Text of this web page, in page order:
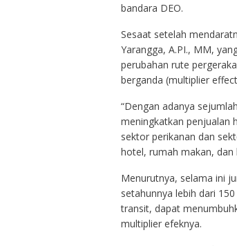
bandara DEO.
Sesaat setelah
Yarangga, A.PI., MM,
perubahan rute
berganda (multiplier
“Dengan adanya
meningkatkan penjualan
sektor perikanan dan
hotel, rumah makan, dan
Menurutnya, selama ini
setahunnya lebih dari
transit, dapat
multiplier efeknya.